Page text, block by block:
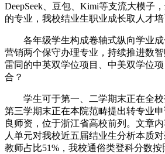
DeepSeek、豆包、Kimi等支流大模子
的专业，我校结业生职业成长取人才培
各年级学生构成卷轴式纵向学业成
营销两个保守办理专业，持续推进数智
雷同的中英双学位项目、中美双学位
合？
学生可于第一、二学期末正在全校
第三学期末正在本院范畴提出转专业
良师资，位于浙江省高校前列。文章
人单元对我校近五届结业生分析本质
教师占比51%，我校通俗类登科分数